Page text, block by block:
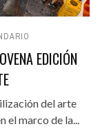
EDICIÓN
del arte
el marco de la...